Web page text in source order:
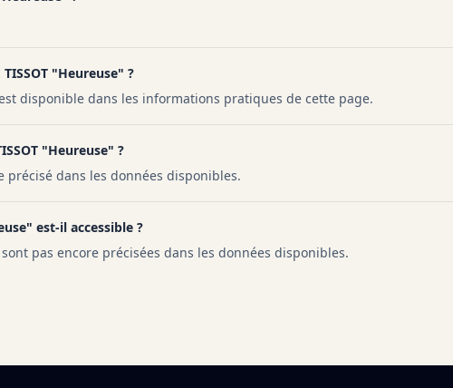
"Heureuse" ?
disponible dans les informations pratiques de cette page.
"Heureuse" ?
précisé dans les données disponibles.
est-il accessible ?
pas encore précisées dans les données disponibles.